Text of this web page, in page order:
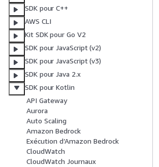
SDK pour C++
AWS CLI
Kit SDK pour Go V2
SDK pour JavaScript (v2)
SDK pour JavaScript (v3)
SDK pour Java 2.x
SDK pour Kotlin
API Gateway
Aurora
Auto Scaling
Amazon Bedrock
Exécution d’Amazon Bedrock
CloudWatch
CloudWatch Journaux